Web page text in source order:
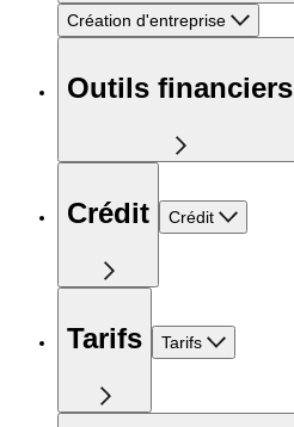
Création d'entreprise
Outils financiers
Crédit Crédit
Tarifs Tarifs